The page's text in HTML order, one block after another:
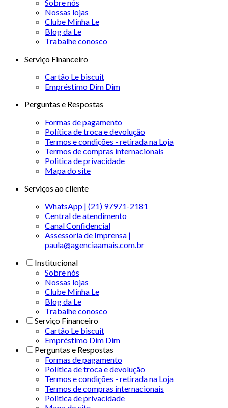
Sobre nós
Nossas lojas
Clube Minha Le
Blog da Le
Trabalhe conosco
Serviço Financeiro
Cartão Le biscuit
Empréstimo Dim Dim
Perguntas e Respostas
Formas de pagamento
Política de troca e devolução
Termos e condições - retirada na Loja
Termos de compras internacionais
Politica de privacidade
Mapa do site
Serviços ao cliente
WhatsApp | (21) 97971-2181
Central de atendimento
Canal Confidencial
Assessoria de Imprensa |
paula@agenciaamais.com.br
Institucional
Sobre nós
Nossas lojas
Clube Minha Le
Blog da Le
Trabalhe conosco
Serviço Financeiro
Cartão Le biscuit
Empréstimo Dim Dim
Perguntas e Respostas
Formas de pagamento
Política de troca e devolução
Termos e condições - retirada na Loja
Termos de compras internacionais
Politica de privacidade